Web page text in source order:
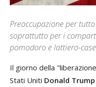
Preoccupazione per
soprattutto per i
pomodoro e lattiero-
Il giorno della
Stati Uniti Donald Trump